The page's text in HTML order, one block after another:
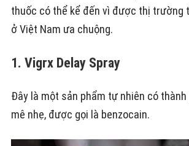
thuốc có thể kể đến vì được thị trường
ở Việt Nam ưa chuộng.
1. Vigrx Delay Spray
Đây là một sản phẩm tự nhiên có thành
mê nhẹ, được gọi là benzocain.